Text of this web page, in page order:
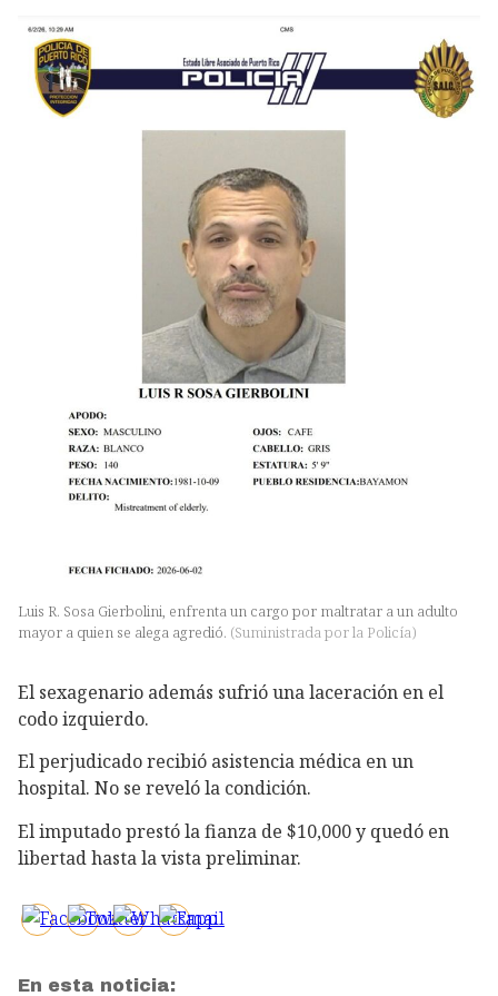
Luis R. Sosa Gierbolini, enfrenta un cargo por maltratar a un adulto
mayor a quien se alega agredió. (Suministrada por la Policía)
El sexagenario además sufrió una laceración en el
codo izquierdo.
El perjudicado recibió asistencia médica en un
hospital. No se reveló la condición.
El imputado prestó la fianza de $10,000 y quedó en
libertad hasta la vista preliminar.
En esta noticia: